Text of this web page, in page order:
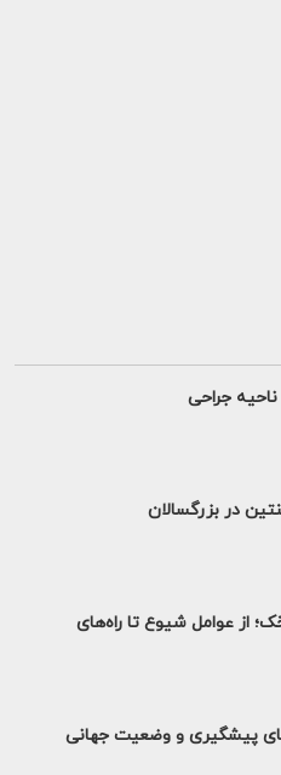
جراحی
در بزرگسالان
از عوامل شیوع تا راه‌های
پیشگیری و وضعیت جهانی